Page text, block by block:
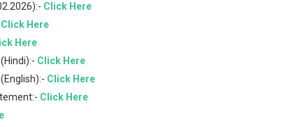
Click Here
Click Here
Here
Click Here
Click Here
Click Here